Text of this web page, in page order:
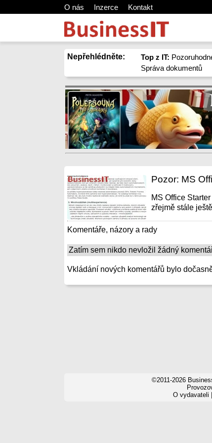
O nás Inzerce Kontakt
Nepřehlédněte: Top z IT:
Správa dokumentů
Pozor: MS
MS Office
zřejmě stále
Komentáře, názory a rady
Zatím sem nikdo nevložil žádný
Vkládání nových komentářů bylo
©2011-2026
O vydavateli